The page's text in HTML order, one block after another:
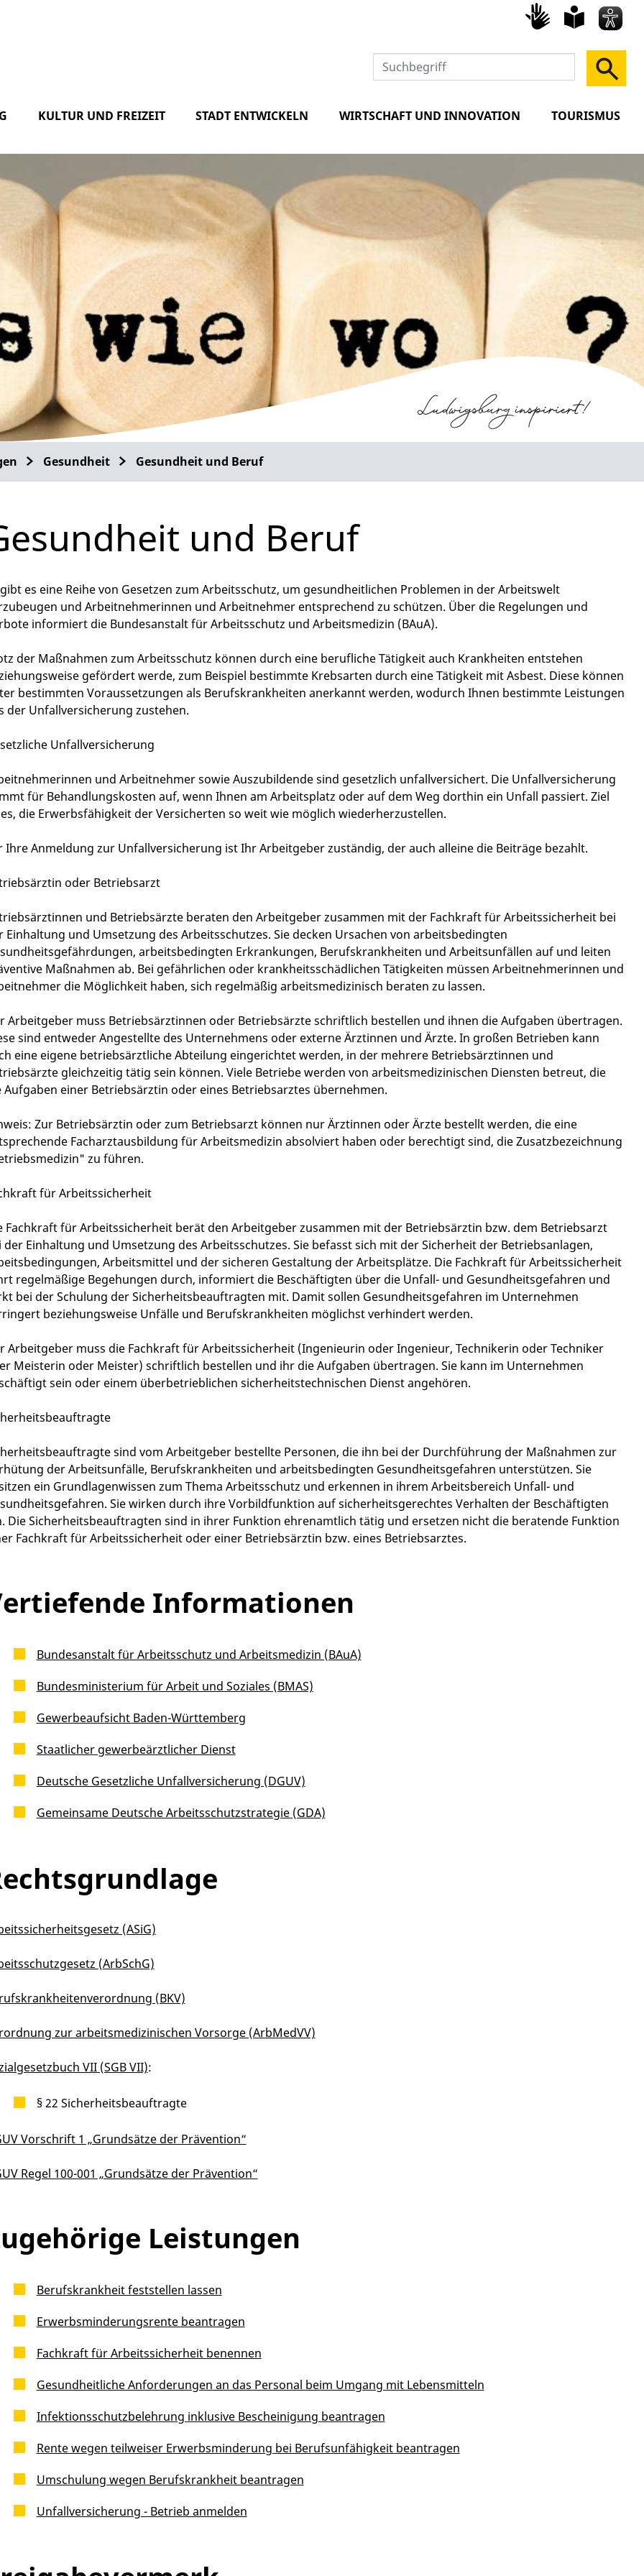
KULTUR UND FREIZEIT STADT ENTWICKELN WIRTSCHAFT UND INNOVATION TOURISMUS
Gesundheit Gesundheit und Beruf
und Beruf
es eine Reihe von Gesetzen zum Arbeitsschutz, um gesundheitlichen Problemen in der Arbeitswelt
und Arbeitnehmerinnen und Arbeitnehmer entsprechend zu schützen. Über die Regelungen und
informiert die Bundesanstalt für Arbeitsschutz und Arbeitsmedizin (BAuA).
der Maßnahmen zum Arbeitsschutz können durch eine berufliche Tätigkeit auch Krankheiten entstehen
gefördert werde, zum Beispiel bestimmte Krebsarten durch eine Tätigkeit mit Asbest. Diese können
bestimmten Voraussetzungen als Berufskrankheiten anerkannt werden, wodurch Ihnen bestimmte Leistungen
der Unfallversicherung zustehen.
Unfallversicherung
und Arbeitnehmer sowie Auszubildende sind gesetzlich unfallversichert. Die Unfallversicherung
für Behandlungskosten auf, wenn Ihnen am Arbeitsplatz oder auf dem Weg dorthin ein Unfall passiert. Ziel
die Erwerbsfähigkeit der Versicherten so weit wie möglich wiederherzustellen.
Ihre Anmeldung zur Unfallversicherung ist Ihr Arbeitgeber zuständig, der auch alleine die Beiträge bezahlt.
oder Betriebsarzt
und Betriebsärzte beraten den Arbeitgeber zusammen mit der Fachkraft für Arbeitssicherheit bei
Einhaltung und Umsetzung des Arbeitsschutzes. Sie decken Ursachen von arbeitsbedingten
arbeitsbedingten Erkrankungen, Berufskrankheiten und Arbeitsunfällen auf und leiten
Maßnahmen ab. Bei gefährlichen oder krankheitsschädlichen Tätigkeiten müssen Arbeitnehmerinnen und
die Möglichkeit haben, sich regelmäßig arbeitsmedizinisch beraten zu lassen.
Arbeitgeber muss Betriebsärztinnen oder Betriebsärzte schriftlich bestellen und ihnen die Aufgaben übertragen.
sind entweder Angestellte des Unternehmens oder externe Ärztinnen und Ärzte. In großen Betrieben kann
eine eigene betriebsärztliche Abteilung eingerichtet werden, in der mehrere Betriebsärztinnen und
gleichzeitig tätig sein können. Viele Betriebe werden von arbeitsmedizinischen Diensten betreut, die
Aufgaben einer Betriebsärztin oder eines Betriebsarztes übernehmen.
Zur Betriebsärztin oder zum Betriebsarzt können nur Ärztinnen oder Ärzte bestellt werden, die eine
Facharztausbildung für Arbeitsmedizin absolviert haben oder berechtigt sind, die Zusatzbezeichnung
zu führen.
für Arbeitssicherheit
Fachkraft für Arbeitssicherheit berät den Arbeitgeber zusammen mit der Betriebsärztin bzw. dem Betriebsarzt
der Einhaltung und Umsetzung des Arbeitsschutzes. Sie befasst sich mit der Sicherheit der Betriebsanlagen,
Arbeitsmittel und der sicheren Gestaltung der Arbeitsplätze. Die Fachkraft für Arbeitssicherheit
regelmäßige Begehungen durch, informiert die Beschäftigten über die Unfall- und Gesundheitsgefahren und
bei der Schulung der Sicherheitsbeauftragten mit. Damit sollen Gesundheitsgefahren im Unternehmen
beziehungsweise Unfälle und Berufskrankheiten möglichst verhindert werden.
Arbeitgeber muss die Fachkraft für Arbeitssicherheit (Ingenieurin oder Ingenieur, Technikerin oder Techniker
Meisterin oder Meister) schriftlich bestellen und ihr die Aufgaben übertragen. Sie kann im Unternehmen
sein oder einem überbetrieblichen sicherheitstechnischen Dienst angehören.
sind vom Arbeitgeber bestellte Personen, die ihn bei der Durchführung der Maßnahmen zur
der Arbeitsunfälle, Berufskrankheiten und arbeitsbedingten Gesundheitsgefahren unterstützen. Sie
ein Grundlagenwissen zum Thema Arbeitsschutz und erkennen in ihrem Arbeitsbereich Unfall- und
Sie wirken durch ihre Vorbildfunktion auf sicherheitsgerechtes Verhalten der Beschäftigten
Die Sicherheitsbeauftragten sind in ihrer Funktion ehrenamtlich tätig und ersetzen nicht die beratende Funktion
Fachkraft für Arbeitssicherheit oder einer Betriebsärztin bzw. eines Betriebsarztes.
Informationen
Bundesanstalt für Arbeitsschutz und Arbeitsmedizin (BAuA)
Bundesministerium für Arbeit und Soziales (BMAS)
Gewerbeaufsicht Baden-Württemberg
Staatlicher gewerbeärztlicher Dienst
Deutsche Gesetzliche Unfallversicherung (DGUV)
Gemeinsame Deutsche Arbeitsschutzstrategie (GDA)
(ASiG)
(ArbSchG)
(BKV)
zur arbeitsmedizinischen Vorsorge (ArbMedVV)
VII (SGB VII):
§ 22 Sicherheitsbeauftragte
Vorschrift 1 „Grundsätze der Prävention“
Regel 100-001 „Grundsätze der Prävention“
Leistungen
Berufskrankheit feststellen lassen
Erwerbsminderungsrente beantragen
Fachkraft für Arbeitssicherheit benennen
Gesundheitliche Anforderungen an das Personal beim Umgang mit Lebensmitteln
Infektionsschutzbelehrung inklusive Bescheinigung beantragen
Rente wegen teilweiser Erwerbsminderung bei Berufsunfähigkeit beantragen
Umschulung wegen Berufskrankheit beantragen
Unfallversicherung - Betrieb anmelden